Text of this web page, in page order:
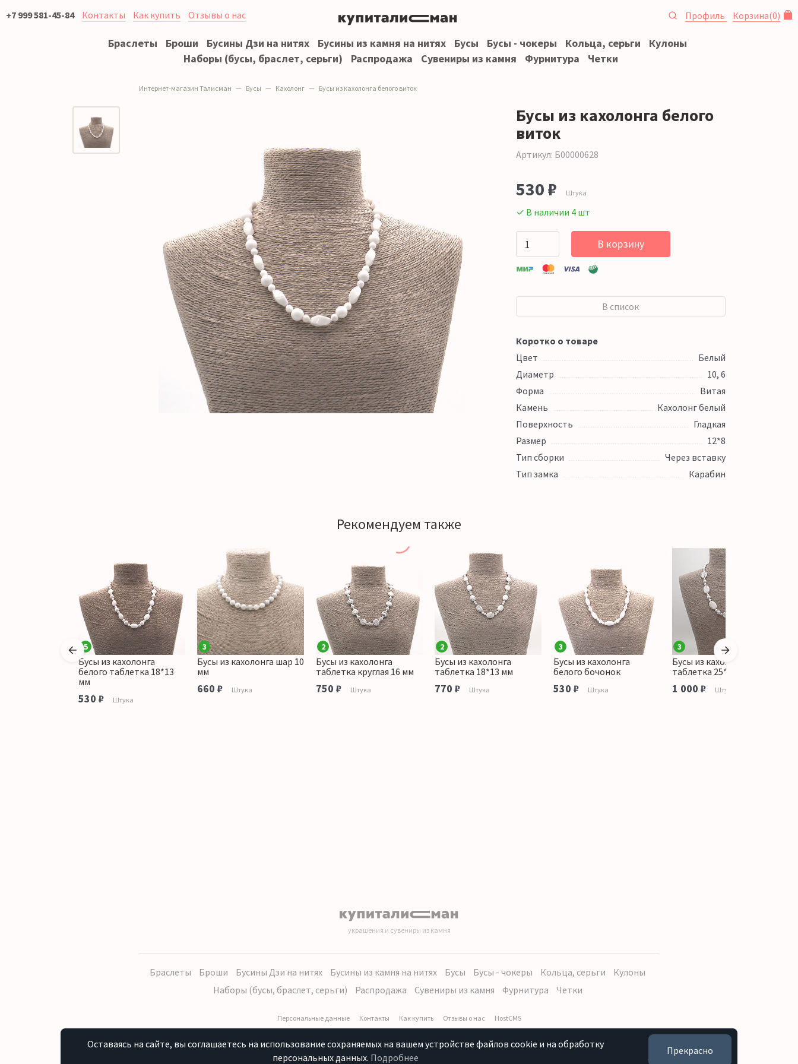
+7 999 581-45-84 Контакты Как купить Отзывы о нас Профиль Корзина(0)
Браслеты Броши Бусины Дзи на нитях Бусины из камня на нитях Бусы Бусы - чокеры Кольца, серьги
Кулоны
Наборы (бусы, браслет, серьги)
Распродажа Сувениры из камня Фурнитура Четки
Интернет-магазин Талисман Бусы Кахолонг Бусы из кахолонга белого виток
Бусы из кахолонга белого
виток
Артикул: Б00000628
530 ₽ Штука
✓ В наличии 4 шт
В корзину
В список
Коротко о товаре
Цвет
Белый
Диаметр
10, 6
Форма
Витая
Камень
Кахолонг белый
Поверхность
Гладкая
Размер
12*8
Тип сборки
Через вставку
Тип замка
Карабин
Рекомендуем также
5
Бусы из кахолонга
белого таблетка 18*13
мм
530 ₽ Штука
3
Бусы из кахолонга шар 10
мм
660 ₽ Штука
2
Бусы из кахолонга
таблетка круглая 16 мм
750 ₽ Штука
2
Бусы из кахолонга
таблетка 18*13 мм
770 ₽ Штука
3
Бусы из кахолонга
белого бочонок
530 ₽ Штука
3
Бусы из кахолонга
таблетка 25*18 мм
1 000 ₽ Штука
украшения и сувениры из камня
Браслеты Броши Бусины Дзи на нитях Бусины из камня на нитях Бусы Бусы - чокеры Кольца, серьги
Кулоны
Наборы (бусы, браслет, серьги)
Распродажа Сувениры из камня Фурнитура Четки
Персональные данные Контакты Как купить Отзывы о нас HostCMS
Оставаясь на сайте, вы соглашаетесь на использование сохраняемых на вашем устройстве файлов cookie и на обработку
персональных данных. Подробнее
Прекрасно